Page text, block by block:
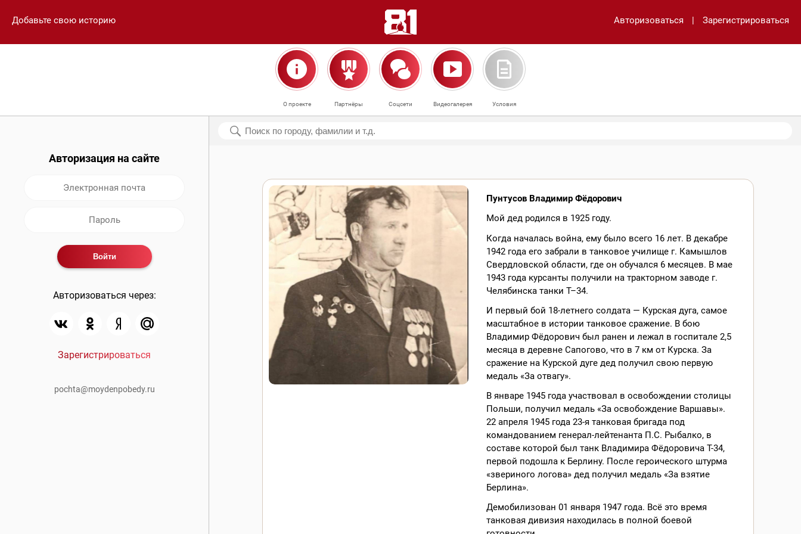
Добавьте свою историю Авторизоваться | Зарегистрироваться
О проекте Партнёры Соцсети Видеогалерея Условия
Авторизация на сайте
Авторизоваться через:
Зарегистрироваться
pochta@moydenpobedy.ru
Пунтусов Владимир Фёдорович
Мой дед родился в 1925 году.
Когда началась война, ему было всего 16 лет. В декабре
1942 года его забрали в танковое училище г. Камышлов
Свердловской области, где он обучался 6 месяцев. В мае
1943 года курсанты получили на тракторном заводе г.
Челябинска танки Т–34.
И первый бой 18-летнего солдата — Курская дуга, самое
масштабное в истории танковое сражение. В бою
Владимир Фёдорович был ранен и лежал в госпитале 2,5
месяца в деревне Сапогово, что в 7 км от Курска. За
сражение на Курской дуге дед получил свою первую
медаль «За отвагу».
В январе 1945 года участвовал в освобождении столицы
Польши, получил медаль «За освобождение Варшавы».
22 апреля 1945 года 23-я танковая бригада под
командованием генерал-лейтенанта П.С. Рыбалко, в
составе которой был танк Владимира Фёдоровича Т-34,
первой подошла к Берлину. После героического штурма
«звериного логова» дед получил медаль «За взятие
Берлина».
Демобилизован 01 января 1947 года. Всё это время
танковая дивизия находилась в полной боевой